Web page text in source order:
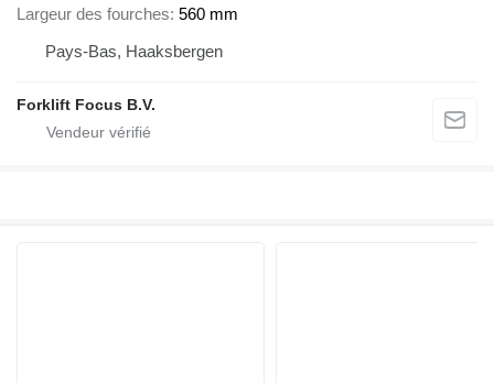
Largeur des fourches 560 mm
Pays-Bas, Haaksbergen
Forklift Focus B.V.